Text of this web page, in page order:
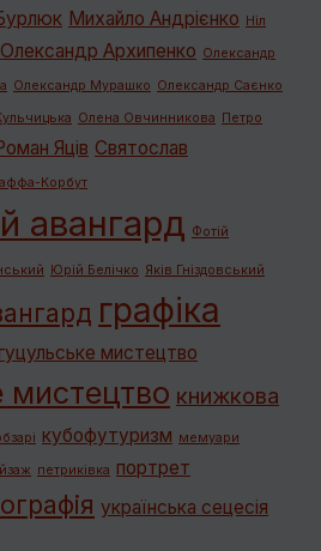
Михайло Андрієнко Ніл
Олександр Архипенко Олександр
Олександр Мурашко Олександр Саєнко
Олена Овчинникова Петро
Яців Святослав
Корбут
авангард Фотій
Юрій Белічко Яків Гніздовський
графiка
гуцульське мистецтво
мистецтво книжкова
кубофутуризм мемуари
петриківка портрет
українська сецесія